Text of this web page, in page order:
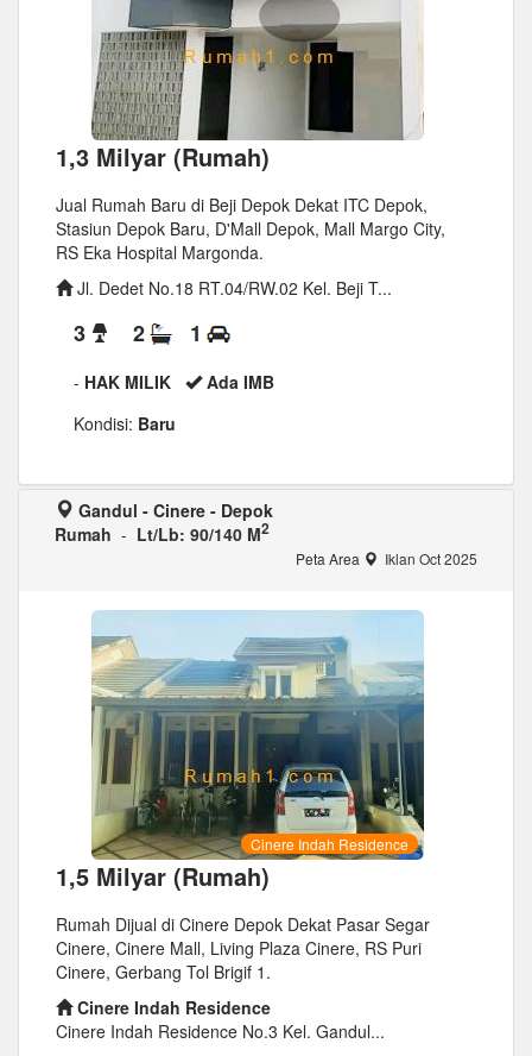
1,3 Milyar (Rumah)
Jual Rumah Baru di Beji Depok Dekat ITC Depok,
Stasiun Depok Baru, D'Mall Depok, Mall Margo City,
RS Eka Hospital Margonda.
Jl. Dedet No.18 RT.04/RW.02 Kel. Beji T...
3 2 1
- HAK MILIK
Ada IMB
Kondisi: Baru
Gandul - Cinere - Depok
Rumah - Lt/Lb: 90/140 M2
Peta Area Iklan Oct 2025
Cinere Indah Residence
1,5 Milyar (Rumah)
Rumah Dijual di Cinere Depok Dekat Pasar Segar
Cinere, Cinere Mall, Living Plaza Cinere, RS Puri
Cinere, Gerbang Tol Brigif 1.
Cinere Indah Residence
Cinere Indah Residence No.3 Kel. Gandul...